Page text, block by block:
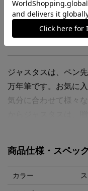
送料について
商品の特徴
ジャスタスは、ペン
万年筆です。お気に
気分に合わせて様々
好みを思い悩むこと
していた「ジャスタ
モデルです。１４金
キャップ式
商品仕様・スペック
カラー